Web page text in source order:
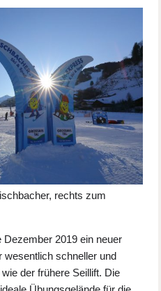
rechts zum
2019 ein neuer
wesentlich schneller und
der frühere Seillift. Die